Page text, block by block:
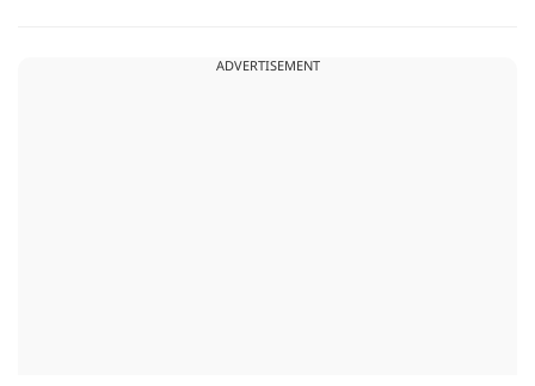
ADVERTISEMENT